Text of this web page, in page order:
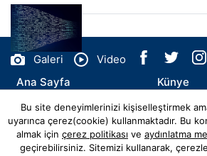
Galeri
Video
Ana Sayfa
Künye
İletişim
Bu site deneyimlerinizi kişiselleştirmek
uyarınca çerez(cookie) kullanmaktadır. Bu
almak için çerez politikası ve aydınlatma
geçirebilirsiniz. Sitemizi kullanarak,